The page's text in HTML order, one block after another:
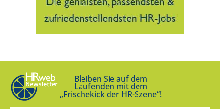
Bleiben Sie auf dem
Laufenden mit dem
„Frischekick der HR-Szene“!